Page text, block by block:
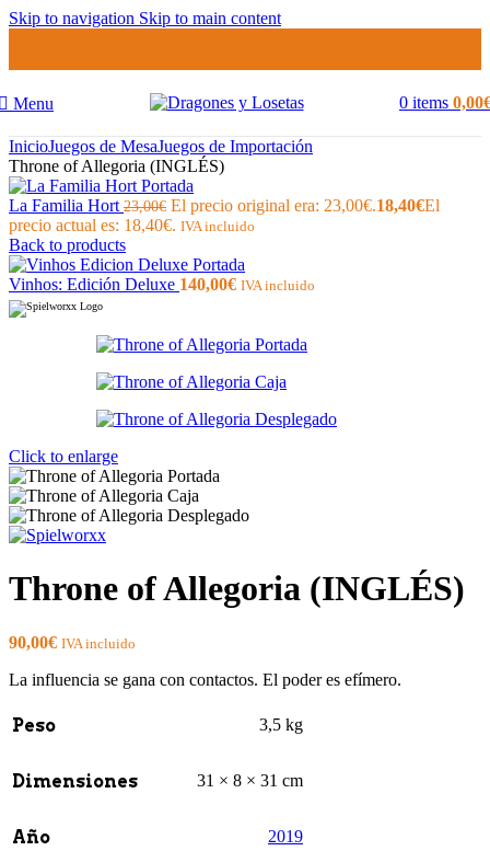
Skip to navigation Skip to main content
Menu 0 items 0,00
InicioJuegos de MesaJuegos de Importación
Throne of Allegoria (INGLÉS)
La Familia Hort 23,00€ El precio original era: 23,00€.18,40€El
precio actual es: 18,40€. IVA incluido
Back to products
Vinhos: Edición Deluxe 140,00€ IVA incluido
Click to enlarge
Throne of Allegoria (INGLÉS)
90,00€ IVA incluido
La influencia se gana con contactos. El poder es efímero.
Peso 3,5 kg
Dimensiones 31 × 8 × 31 cm
Año 2019